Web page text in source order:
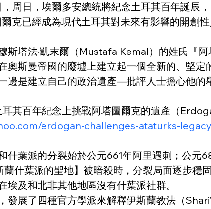
，周日，埃爾多安總統將紀念土耳其百年誕
爾克已經成為現代土耳其對未來有影響的開
斯塔法·凱末爾（Mustafa Kemal）的姓氏
奧斯曼帝國的廢墟上建立起一個全新的、堅
邊是建立自己的政治遺產—批評人士擔心他
耳其百年紀念上挑戰阿塔圖爾克的遺產（
erdogan-challenges-ataturks-
什葉派的分裂始於公元661年阿里遇刺；公
蘭什葉派的聖地】被暗殺時，分裂局面逐步穩
埃及和北非其他地區沒有什葉派社群。
發展了四種官方學派來解釋伊斯蘭教法（